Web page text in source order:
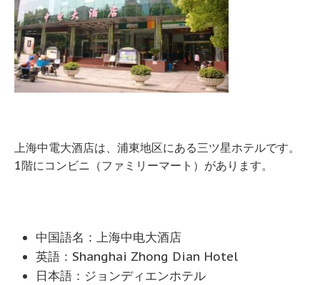
上海中電大酒店は、浦東地区にある三ツ星ホテルです。
1階にコンビニ（ファミリーマート）があります。
中国語名：上海中电大酒店
英語：Shanghai Zhong Dian Hotel
日本語：ジョンディエンホテル